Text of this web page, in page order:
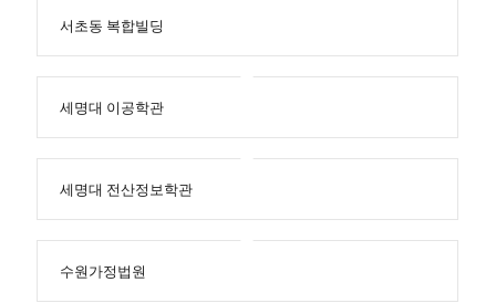
서초동 복합빌딩
세명대 이공학관
세명대 전산정보학관
수원가정법원